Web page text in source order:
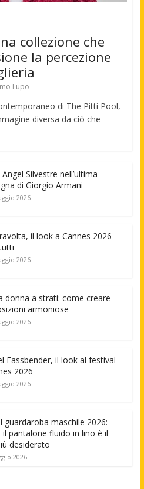
collezione che
la percezione
Lupo
di The Pitti Pool,
diversa da ciò che
Silvestre nell’ultima
di Giorgio Armani
2026
il look a Cannes 2026
2026
donna a strati: come creare
armoniose
2026
Fassbender, il look al festival
2026
2026
guardaroba maschile 2026:
il pantalone fluido in lino è il
desiderato
2026